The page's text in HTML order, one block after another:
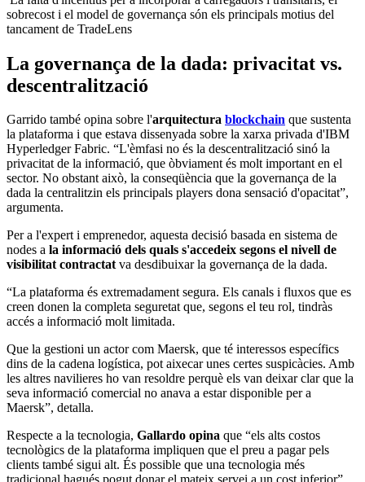
sobrecost i el model de governança són els principals motius del
tancament de TradeLens
La governança de la dada: privacitat vs.
descentralització
Garrido també opina sobre l'arquitectura blockchain que sustenta
la plataforma i que estava dissenyada sobre la xarxa privada d'IBM
Hyperledger Fabric. “L'èmfasi no és la descentralització sinó la
privacitat de la informació, que òbviament és molt important en el
sector. No obstant això, la conseqüència que la governança de la
dada la centralitzin els principals players dona sensació d'opacitat”,
argumenta.
Per a l'expert i emprenedor, aquesta decisió basada en sistema de
nodes a la informació dels quals s'accedeix segons el nivell de
visibilitat contractatva desdibuixar la governança de la dada.
“La plataforma és extremadament segura. Els canals i fluxos que es
creen donen la completa seguretat que, segons el teu rol, tindràs
accés a informació molt limitada.
Que la gestioni un actor com Maersk, que té interessos específics
dins de la cadena logística, pot aixecar unes certes suspicàcies. Amb
les altres navilieres ho van resoldre perquè els van deixar clar que la
seva informació comercial no anava a estar disponible per a
Maersk”, detalla.
Respecte a la tecnologia, Gallardo opina que “els alts costos
tecnològics de la plataforma impliquen que el preu a pagar pels
clients també sigui alt. És possible que una tecnologia més